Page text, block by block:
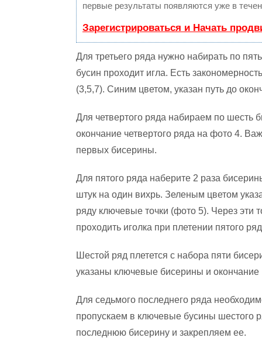
первые результаты появляются уже в
Зарегистрироваться и Начать
Для третьего ряда нужно набирать по
бусин проходит игла. Есть
(3,5,7). Синим цветом, указан путь до
Для четвертого ряда набираем по
окончание четвертого ряда на фото 4.
первых бисерины.
Для пятого ряда наберите 2 раза
штук на один вихрь. Зеленым цветом
ряду ключевые точки (фото 5). Через эти
проходить иголка при плетении пятого
Шестой ряд плетется с набора пяти
указаны ключевые бисерины и окончание
Для седьмого последнего ряда
пропускаем в ключевые бусины шестого
последнюю бисерину и закрепляем ее.